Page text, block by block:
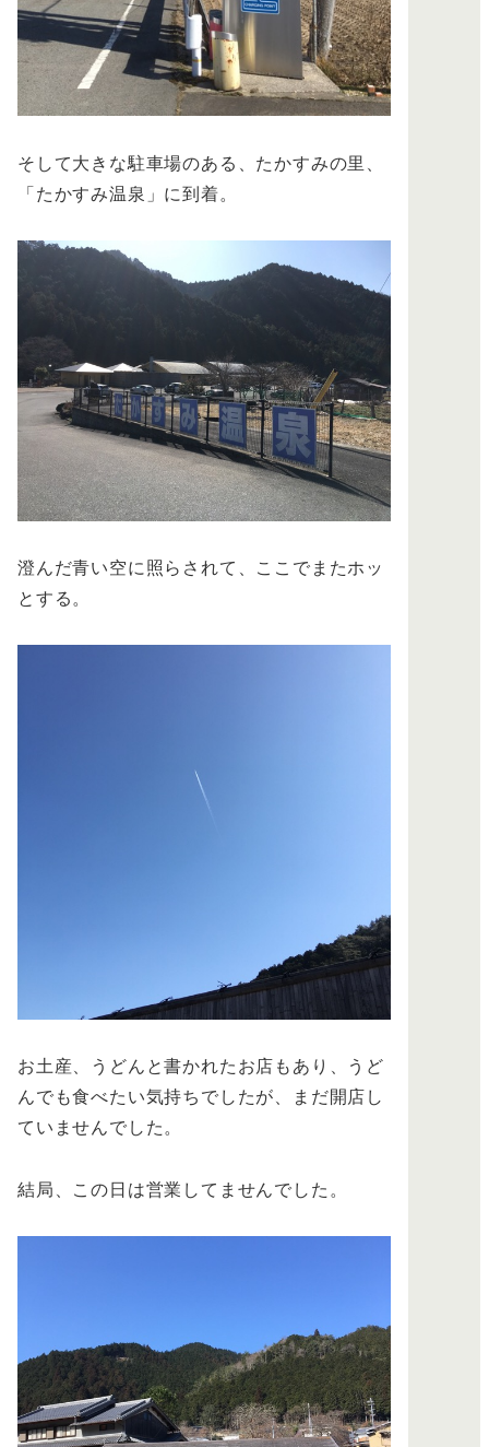
そして大きな駐車場のある、たかすみの里、
「たかすみ温泉」に到着。
澄んだ青い空に照らされて、ここでまたホッ
とする。
お土産、うどんと書かれたお店もあり、うど
んでも食べたい気持ちでしたが、まだ開店し
ていませんでした。
結局、この日は営業してませんでした。